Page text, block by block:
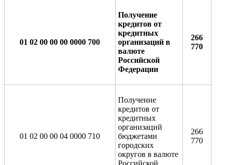
01 02 00 00 00 0000 700
Получение
кредитов от
кредитных
организаций в
валюте
Российской
Федерации
266
770
01 02 00 00 04 0000 710
Получение
кредитов от
кредитных
организаций
бюджетами
городских
округов в валюте
Российской
266
770